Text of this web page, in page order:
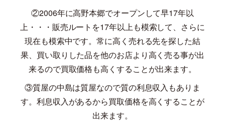
②2006年に高野本郷でオープンして早17年以
上・・・販売ルートを17年以上も模索して、さらに
現在も模索中です。常に高く売れる先を探した結
果、買い取りした品を他のお店より高く売る事が出
来るので買取価格も高くすることが出来ます。
③質屋の中島は質屋なので質の利息収入もありま
す。利息収入があるから買取価格を高くすることが
出来ます。